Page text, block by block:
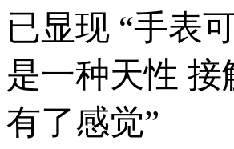
已显现 “手表
是一种天性
有了感觉” 这